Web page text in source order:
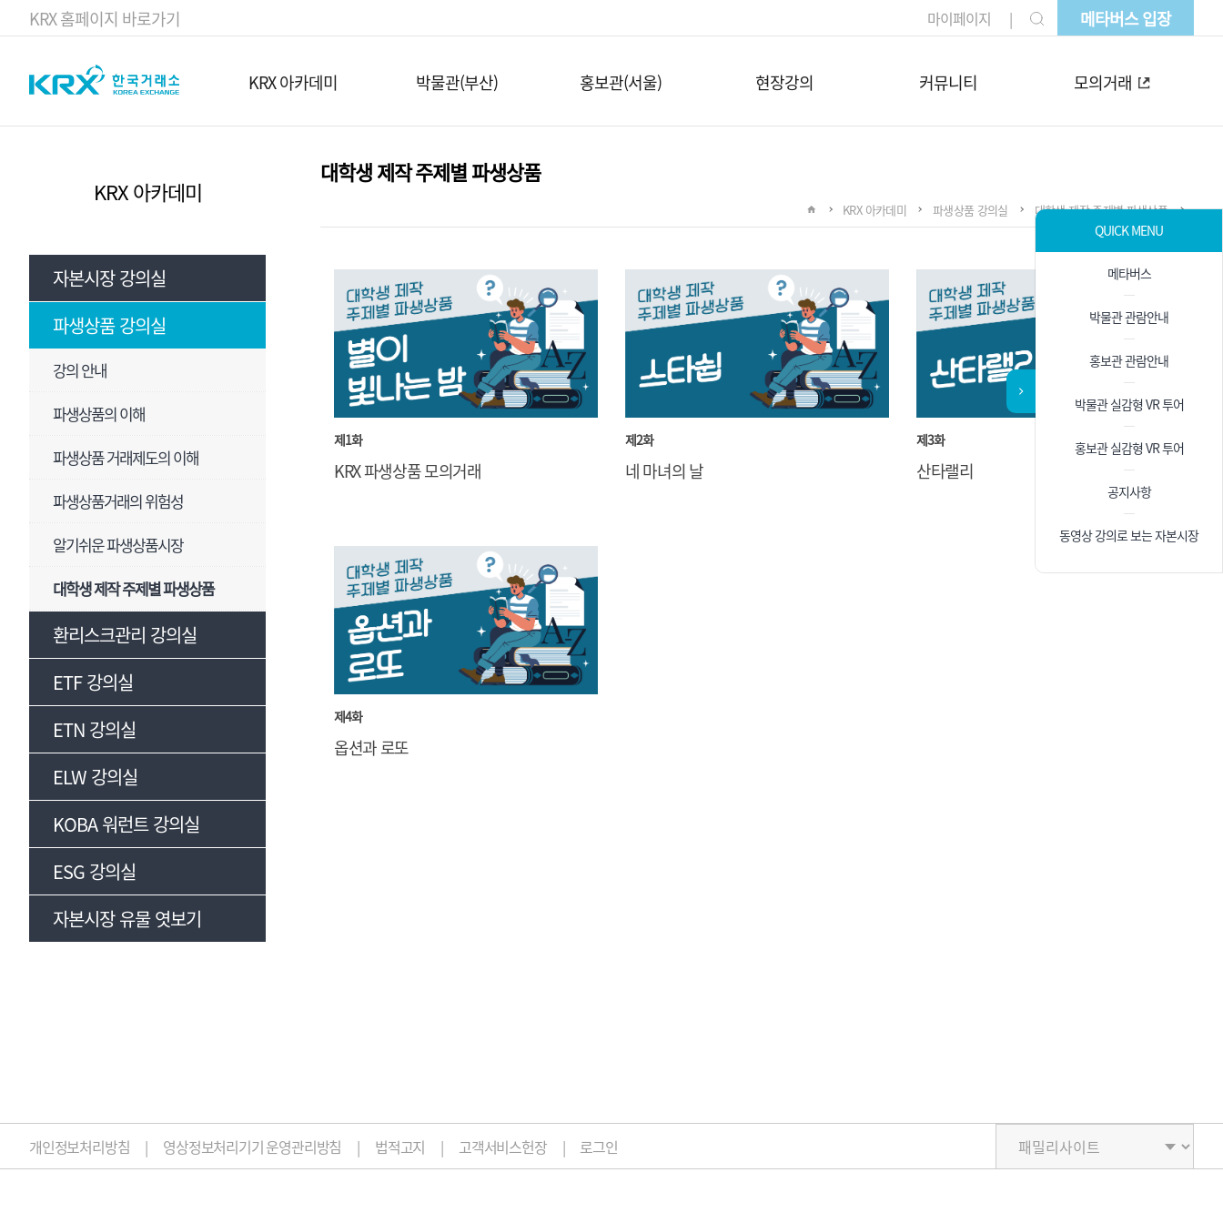
KRX 홈페이지 바로가기 마이페이지 메타버스 입장
KRX 아카데미 박물관(부산) 홍보관(서울) 현장강의 커뮤니티 모의거래
QUICK MENU
메타버스
박물관 관람안내
홍보관 관람안내
박물관 실감형 VR 투어
홍보관 실감형 VR 투어
공지사항
동영상 강의로 보는 자본시장
KRX 아카데미
자본시장 강의실
파생상품 강의실
강의 안내
파생상품의 이해
파생상품 거래제도의 이해
파생상품거래의 위험성
알기쉬운 파생상품시장
대학생 제작 주제별 파생상품
환리스크관리 강의실
ETF 강의실
ETN 강의실
ELW 강의실
KOBA 워런트 강의실
ESG 강의실
자본시장 유물 엿보기
대학생 제작 주제별 파생상품
KRX 아카데미 파생상품 강의실 대학생 제작 주제별 파생상품
제1화
KRX 파생상품 모의거래
제2화
네 마녀의 날
제3화
산타랠리
제4화
옵션과 로또
개인정보처리방침 영상정보처리기기 운영관리방침 법적고지 고객서비스헌장 로그인